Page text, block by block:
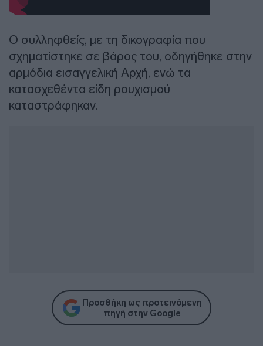
Ο συλληφθείς, με τη δικογραφία που
σχηματίστηκε σε βάρος του, οδηγήθηκε στην
αρμόδια εισαγγελική Αρχή, ενώ τα
κατασχεθέντα είδη ρουχισμού
καταστράφηκαν.
Προσθήκη ως προτεινόμενη
πηγή στην Google